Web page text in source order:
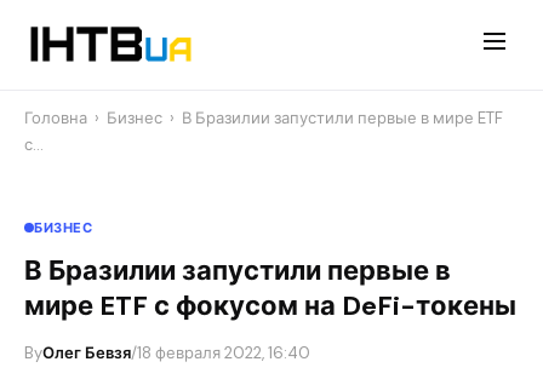
Головна › Бизнес › В Бразилии запустили первые в мире ETF
с…
БИЗНЕС
В Бразилии запустили первые в
мире ETF с фокусом на DeFi-токены
ByОлег Бевзя/18 февраля 2022, 16:40